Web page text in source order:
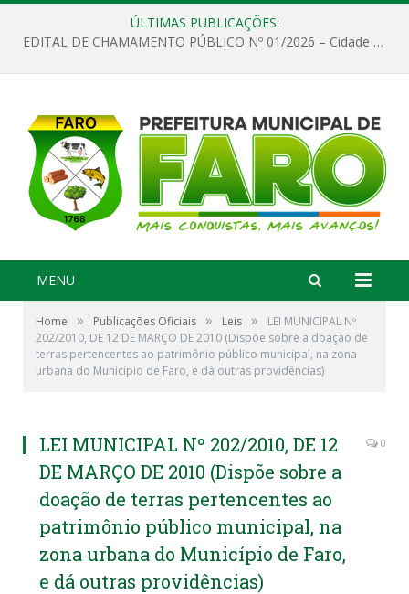
ÚLTIMAS PUBLICAÇÕES:
EDITAL DE CHAMAMENTO PÚBLICO Nº 01/2026 – Cidade de Faro
MENU
Home » Publicações Oficiais » Leis »
LEI MUNICIPAL Nº
202/2010, DE 12 DE MARÇO DE 2010 (Dispõe sobre a doação de
terras pertencentes ao patrimônio público municipal, na zona
urbana do Município de Faro, e dá outras providências)
LEI MUNICIPAL Nº 202/2010, DE 12
DE MARÇO DE 2010 (Dispõe sobre a
doação de terras pertencentes ao
patrimônio público municipal, na
zona urbana do Município de Faro,
e dá outras providências)
0